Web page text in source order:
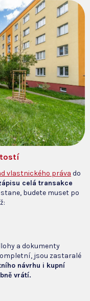
vlastnického práva do
celá transakce
budete muset po
a dokumenty
jsou zastaralé
návrhu i kupní
vrátí.